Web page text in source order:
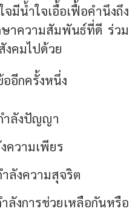
น้ำใจเอื้อเฟื้อคำนึงถึง
ษาความสัมพันธ์ที่ดี ร่วม
งคมไปด้วย
อีกครั้งหนึ่ง
ลังปัญญา
ความเพียร
ลังความสุจริต
งการช่วยเหลือกันหรือ